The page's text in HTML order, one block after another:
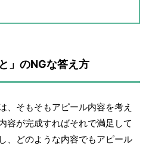
」のNGな答え方
、そもそもアピール内容を考え
容が完成すればそれで満足して
、どのような内容でもアピール